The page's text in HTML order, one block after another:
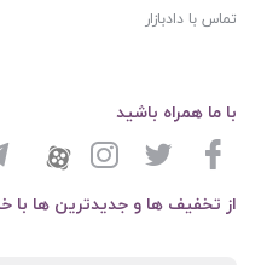
تماس با دادبازار
از تخفیف ها و جدیدترین ها با
با ما همراه باشید